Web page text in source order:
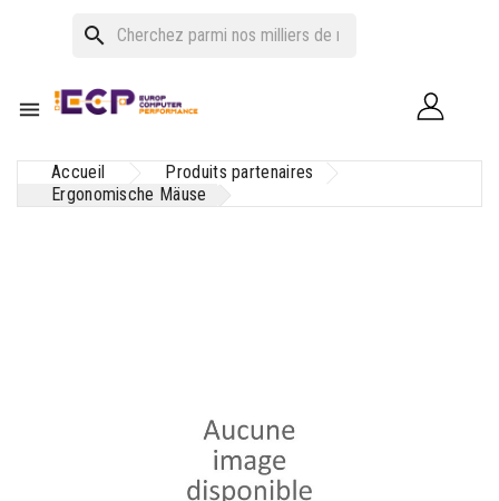
search

Accueil
Produits partenaires
Ergonomische Mäuse